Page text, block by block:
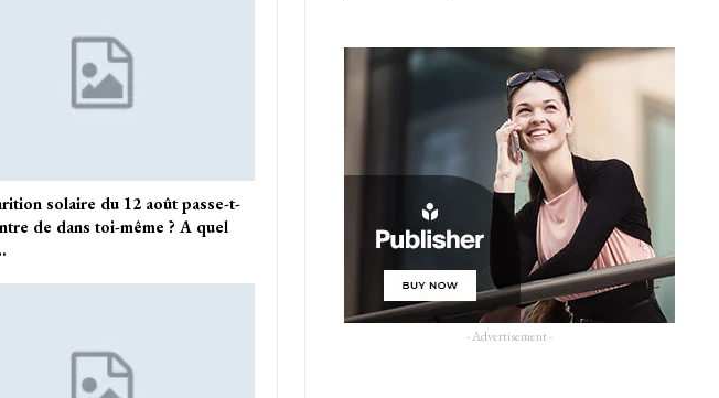
solaire du 12 août passe-t-
de dans toi-même ? A quel
- Advertisement -